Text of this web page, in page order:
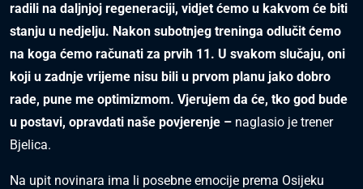
radili na daljnjoj regeneraciji, vidjet ćemo u kakvom će biti
stanju u nedjelju. Nakon subotnjeg treninga odlučit ćemo
na koga ćemo računati za prvih 11. U svakom slučaju, oni
koji u zadnje vrijeme nisu bili u prvom planu jako dobro
rade, pune me optimizmom. Vjerujem da će, tko god bude
u postavi, opravdati naše povjerenje – naglasio je trener
Bjelica.
Na upit novinara ima li posebne emocije prema Osijeku